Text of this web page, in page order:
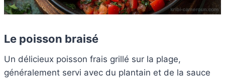
Le poisson braisé
Un délicieux poisson frais grillé sur la plage,
généralement servi avec du plantain et de la sauce